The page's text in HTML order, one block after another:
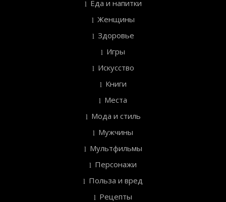
Еда и напитки
Женщины
Здоровье
Игры
Искусство
Книги
Места
Мода и стиль
Мужчины
Мультфильмы
Персонажи
Польза и вред
Рецепты